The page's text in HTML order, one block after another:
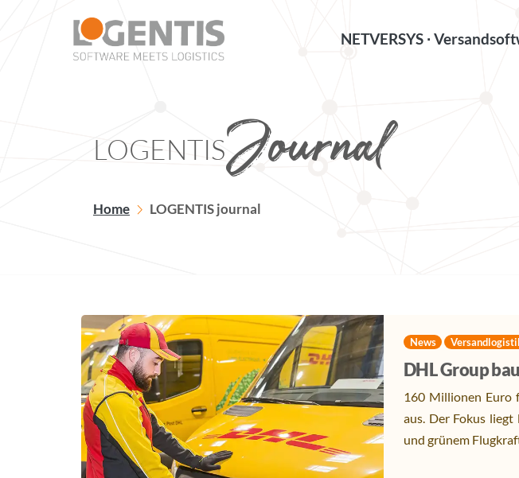
NETVERSYS ∙
LOGENTISJournal
Home LOGENTIS journal
News
DHL Group
160 Millionen Euro
aus. Der Fokus
und grünem